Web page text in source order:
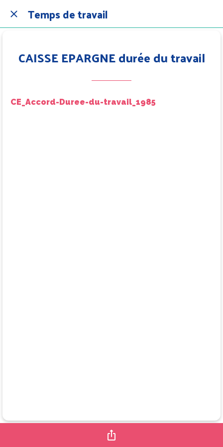
Temps de travail
CAISSE EPARGNE durée du travail
CE_Accord-Duree-du-travail_1985